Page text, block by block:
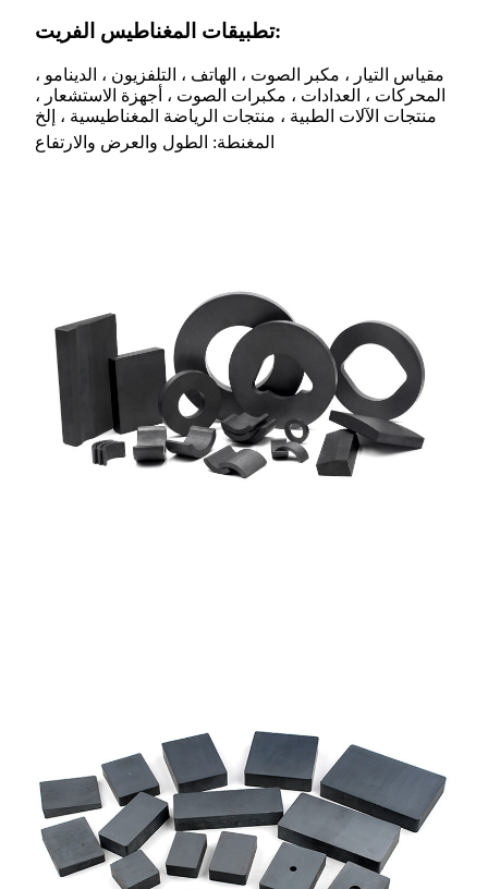
تطبيقات المغناطيس الفريت:
مقياس التيار ، مكبر الصوت ، الهاتف ، التلفزيون ، الدينامو ،
المحركات ، العدادات ، مكبرات الصوت ، أجهزة الاستشعار ،
منتجات الآلات الطبية ، منتجات الرياضة المغناطيسية ، إلخ
المغنطة: الطول والعرض والارتفاع